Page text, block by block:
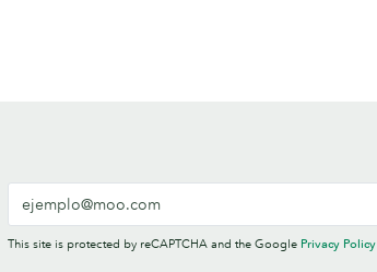
This site is protected by reCAPTCHA and the Google Privacy Policy